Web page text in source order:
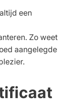
een
Zo weet
aangelegde